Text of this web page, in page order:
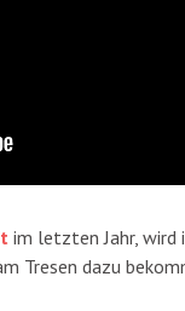
im letzten Jahr, wird
Tresen dazu